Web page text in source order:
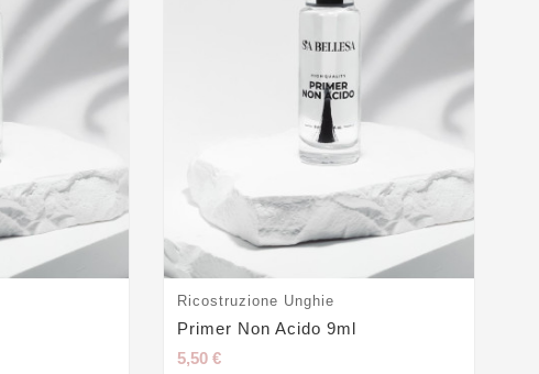
Ricostruzione Unghie
Primer Non Acido 9ml
5,50 €